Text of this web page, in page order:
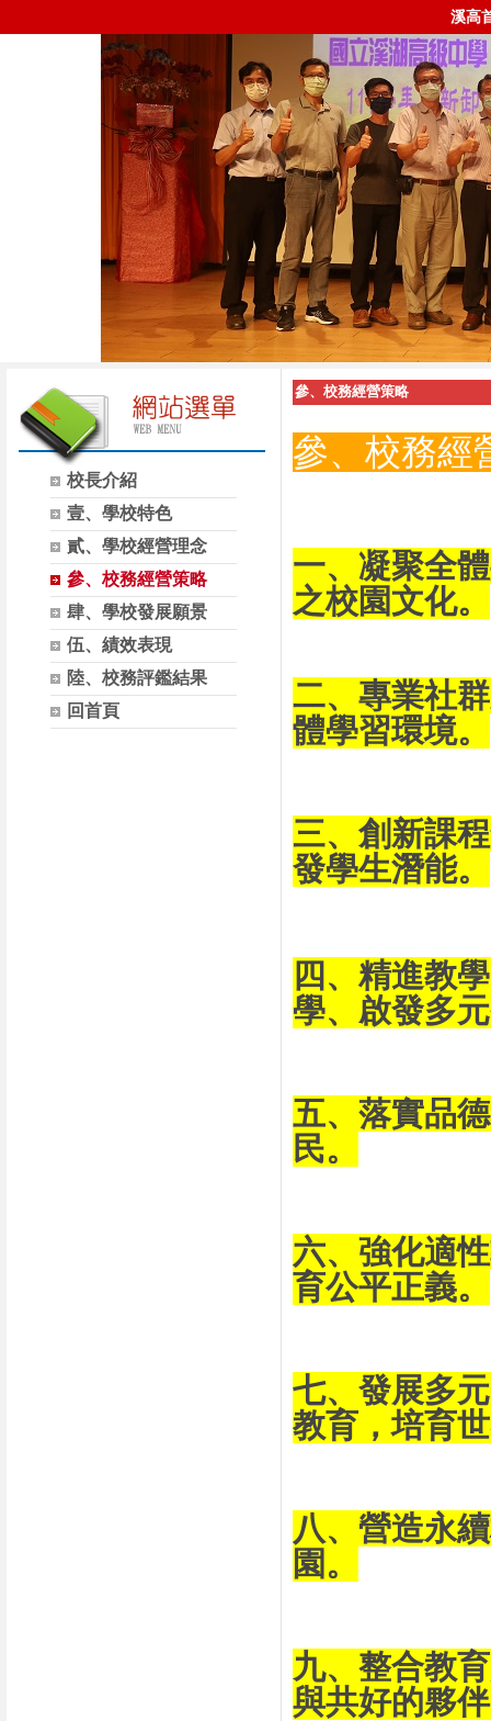
溪高
校長介紹
壹、學校特色
貳、學校經營理念
參、校務經營策略
肆、學校發展願景
伍、績效表現
陸、校務評鑑結果
回首頁
參、校務經營策略
參、校務經
一、凝聚全
之校園文化。
二、專業社
體學習環境。
三、創新課
發學生潛能。
四、精進教
學、啟發多
五、落實品
民。
六、強化適
育公平正義。
七、發展多
教育，培育
八、營造永
園。
九、整合教
與共好的夥